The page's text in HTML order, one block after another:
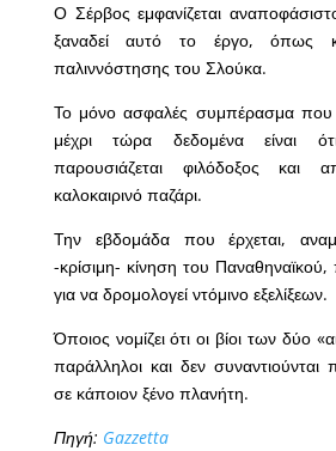
Ο Σέρβος εμφανίζεται
ξαναδεί αυτό το έργο, όπως
παλιννόστησης του Σλούκα.
Το μόνο ασφαλές συμπέρασμα
μέχρι τώρα δεδομένα είναι
παρουσιάζεται φιλόδοξος και
καλοκαιρινό παζάρι.
Την εβδομάδα που έρχεται,
-κρίσιμη- κίνηση του
για να δρομολογεί ντόμινο εξελίξεων.
Όποιος νομίζει ότι οι βίοι των δύο
παράλληλοι και δεν συναντιούνται
σε κάποιον ξένο πλανήτη.
Πηγή: Gazzetta